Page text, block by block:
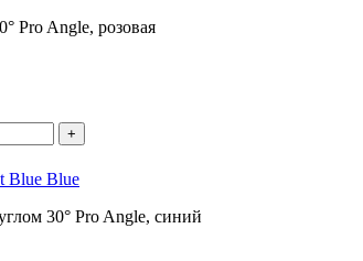
Pro Angle, розовая
+
Blue Blue
30° Pro Angle, синий